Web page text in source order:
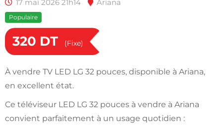
17 mai 2026 21h14 Ariana
Populaire
320 DT (Fixe)
À vendre TV LED LG 32 pouces, disponible à Ariana,
en excellent état.
Ce téléviseur LED LG 32 pouces à vendre à Ariana
convient parfaitement à un usage quotidien :